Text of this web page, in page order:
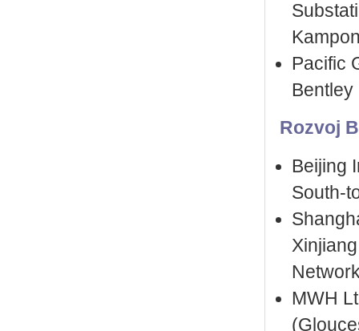
Pacific
Rozvoj
Beijing
South-
MWH